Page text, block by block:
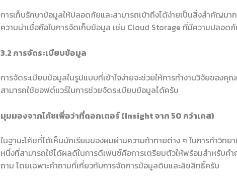
การเก็บรักษาข้อมูลให้ปลอดภัยและสามารถเข้าถึงได้ง่ายเป็นสิ่งสำคัญม
ความน่าเชื่อถือในการจัดเก็บข้อมูล เช่น Cloud Storage ที่มีความปลอด
3.2 การจัดระเบียบข้อมูล
การจัดระเบียบข้อมูลในรูปแบบที่เข้าใจง่ายจะช่วยให้การทำงานวิจัยของคุ
สามารถใช้ซอฟต์แวร์ในการช่วยจัดระเบียบข้อมูลได้ครับ
มุมมองจากโค้ชเพื่อว่าที่ดอกเตอร์ (Insight จาก 50 กว่าเคส)
ในฐานะโค้ชที่ได้เห็นนักเรียนของผมผ่านความท้าทายต่าง ๆ ในการทำวิท
หนึ่งที่สามารถใช้ได้ผลดีในการดีเฟนซ์คือการเตรียมตัวให้พร้อมสำหรับค
ถาม โดยเฉพาะคำถามที่เกี่ยวกับการจัดการข้อมูลดิบและลิขสิทธิ์ครับ